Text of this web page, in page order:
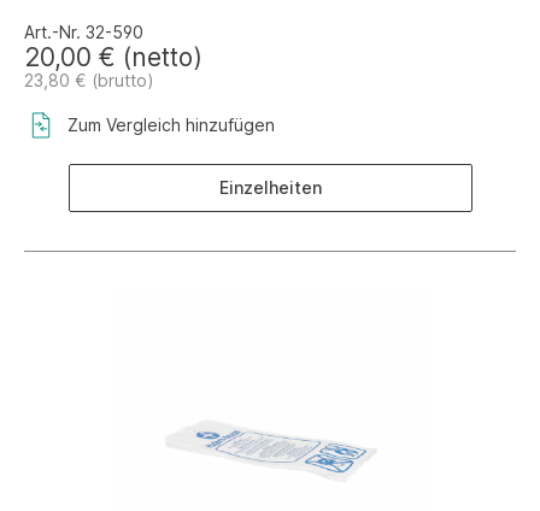
Art.-Nr. 32-590
20,00 € (netto)
23,80 € (brutto)
Zum Vergleich hinzufügen
Einzelheiten